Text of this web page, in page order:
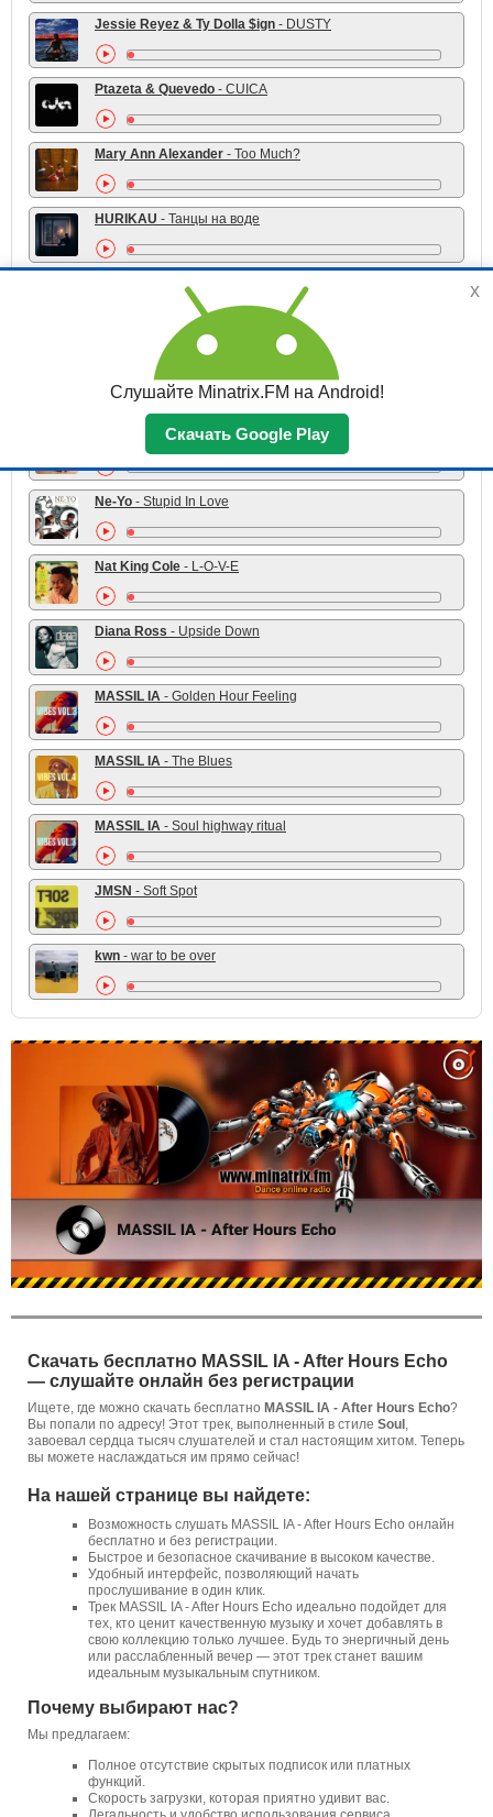
Jessie Reyez & Ty Dolla $ign - DUSTY
Ptazeta & Quevedo - CUICA
Mary Ann Alexander - Too Much?
HURIKAU - Танцы на воде
almost real. - Bring Me to Life (soul cover)
- From The Start
Ne-Yo - Stupid In Love
Nat King Cole - L-O-V-E
Diana Ross - Upside Down
MASSIL IA - Golden Hour Feeling
MASSIL IA - The Blues
MASSIL IA - Soul highway ritual
JMSN - Soft Spot
kwn - war to be over
Скачать бесплатно MASSIL IA - After Hours Echo
— слушайте онлайн без регистрации
Ищете, где можно скачать бесплатно MASSIL IA - After Hours Echo?
Вы попали по адресу! Этот трек, выполненный в стиле Soul
завоевал сердца тысяч слушателей и стал настоящим хитом. Теперь
вы можете наслаждаться им прямо сейчас!
На нашей странице вы найдете:
Возможность слушать MASSIL IA - After Hours Echo онлайн
бесплатно и без регистрации.
Быстрое и безопасное скачивание в высоком качестве.
Удобный интерфейс, позволяющий начать
прослушивание в один клик.
Трек MASSIL IA - After Hours Echo идеально подойдет для
тех, кто ценит качественную музыку и хочет добавлять в
свою коллекцию только лучшее. Будь то энергичный день
или расслабленный вечер — этот трек станет вашим
идеальным музыкальным спутником.
Почему выбирают нас?
Мы предлагаем:
Полное отсутствие скрытых подписок или платных
функций.
Скорость загрузки, которая приятно удивит вас.
Слушайте Minatrix.FM на Android!
Скачать Google Play
x